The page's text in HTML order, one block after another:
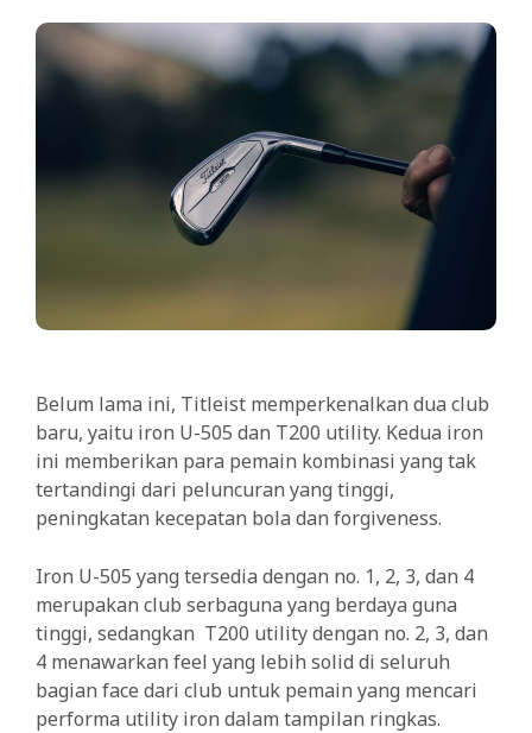
Belum lama ini, Titleist memperkenalkan dua club
baru, yaitu iron U-505 dan T200 utility. Kedua iron
ini memberikan para pemain kombinasi yang tak
tertandingi dari peluncuran yang tinggi,
peningkatan kecepatan bola dan forgiveness.
Iron U-505 yang tersedia dengan no. 1, 2, 3, dan 4
merupakan club serbaguna yang berdaya guna
tinggi, sedangkan T200 utility dengan no. 2, 3, dan
4 menawarkan feel yang lebih solid di seluruh
bagian face dari club untuk pemain yang mencari
performa utility iron dalam tampilan ringkas.